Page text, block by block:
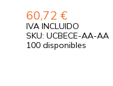
60,72 €
IVA INCLUIDO
SKU: UCBECE-AA-AA
100 disponibles